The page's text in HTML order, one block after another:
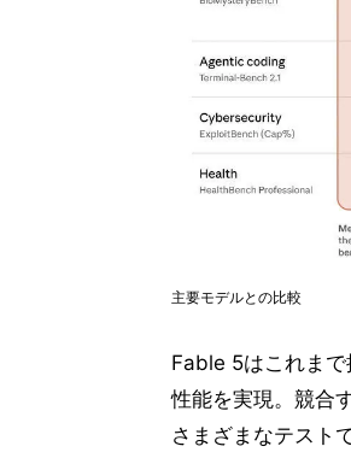
主要モデルとの比較
Fable 5はこれま
性能を実現。競合
さまざまなテスト